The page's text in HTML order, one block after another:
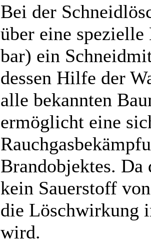
Bei der
über eine
bar) ein
dessen Hilfe der
alle bekannten
ermöglicht eine
Brandobjektes.
kein Sauerstoff
die Löschwirkung
wird.